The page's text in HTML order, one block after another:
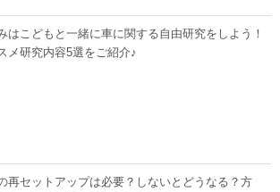
はこどもと一緒に車に関する自由研究をしよう！
メ研究内容5選をご紹介♪
再セットアップは必要？しないとどうなる？方